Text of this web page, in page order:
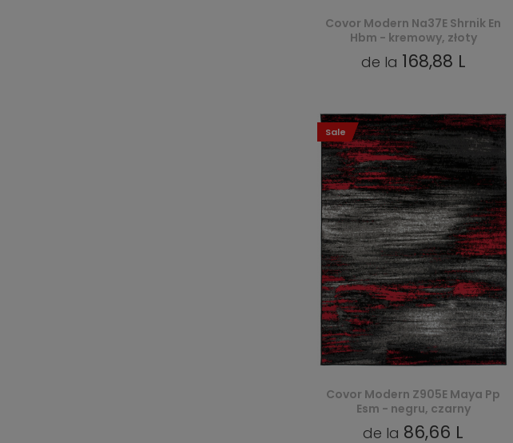
Covor Modern Na37E Shrnik En
Hbm - kremowy, złoty
de la 168,88 L
Covor Modern Z905E Maya Pp
Esm - negru, czarny
de la 86,66 L
Sale